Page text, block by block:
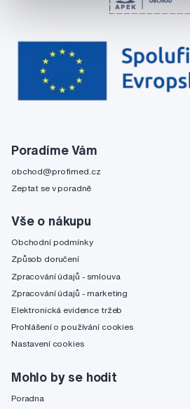
Poradíme Vám
obchod@profimed.cz
Zeptat se v poradně
Vše o nákupu
Obchodní podmínky
Způsob doručení
Zpracování údajů - smlouva
Zpracování údajů - marketing
Elektronická evidence tržeb
Prohlášení o používání cookies
Nastavení cookies
Mohlo by se hodit
Poradna